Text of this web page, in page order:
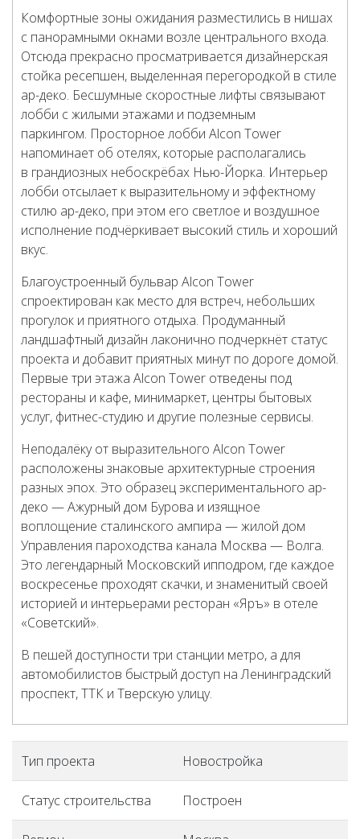
Комфортные зоны ожидания разместились в нишах
с панорамными окнами возле центрального входа.
Отсюда прекрасно просматривается дизайнерская
стойка ресепшен, выделенная перегородкой в стиле
ар-деко. Бесшумные скоростные лифты связывают
лобби с жилыми этажами и подземным
паркингом. Просторное лобби Alcon Tower
напоминает об отелях, которые располагались
в грандиозных небоскрёбах Нью-Йорка. Интерьер
лобби отсылает к выразительному и эффектному
стилю ар-деко, при этом его светлое и воздушное
исполнение подчёркивает высокий стиль и хороший
вкус.
Благоустроенный бульвар Alcon Tower
спроектирован как место для встреч, небольших
прогулок и приятного отдыха. Продуманный
ландшафтный дизайн лаконично подчеркнёт статус
проекта и добавит приятных минут по дороге домой.
Первые три этажа Alcon Tower отведены под
рестораны и кафе, минимаркет, центры бытовых
услуг, фитнес-студию и другие полезные сервисы.
Неподалёку от выразительного Alcon Tower
расположены знаковые архитектурные строения
разных эпох. Это образец экспериментального ар-
деко — Ажурный дом Бурова и изящное
воплощение сталинского ампира — жилой дом
Управления пароходства канала Москва — Волга.
Это легендарный Московский ипподром, где каждое
воскресенье проходят скачки, и знаменитый своей
историей и интерьерами ресторан «Яръ» в отеле
«Советский».
В пешей доступности три станции метро, а для
автомобилистов быстрый доступ на Ленинградский
проспект, ТТК и Тверскую улицу.
Тип проекта Новостройка
Статус строительства Построен